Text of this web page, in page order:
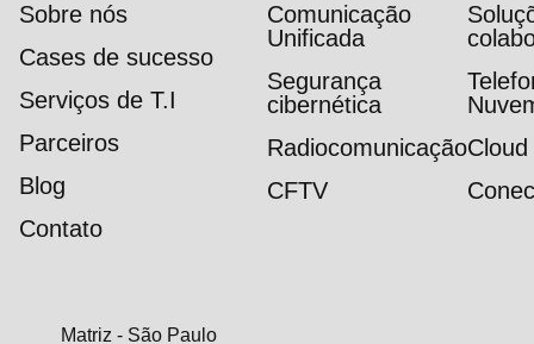
Sobre nós
Cases de sucesso
Serviços de T.I
Parceiros
Blog
Contato
Comunicação
Unificada
Segurança
cibernética
RadiocomunicaçãoCloud
CFTV
Matriz - São Paulo